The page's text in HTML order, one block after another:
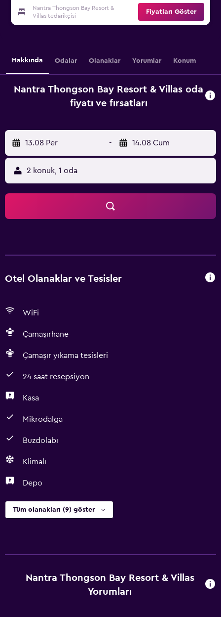
Nantra Thongson Bay Resort &
Villas tedarikçisi
Fiyatları Göster
Hakkında Odalar Olanaklar Yorumlar Konum
Nantra Thongson Bay Resort & Villas oda
fiyatı ve fırsatları
13.08 Per - 14.08 Cum
2 konuk, 1 oda
Otel Olanaklar ve Tesisler
WiFi
Çamaşırhane
Çamaşır yıkama tesisleri
24 saat resepsiyon
Kasa
Mikrodalga
Buzdolabı
Klimalı
Depo
Tüm olanakları (9) göster
Nantra Thongson Bay Resort & Villas
Yorumları